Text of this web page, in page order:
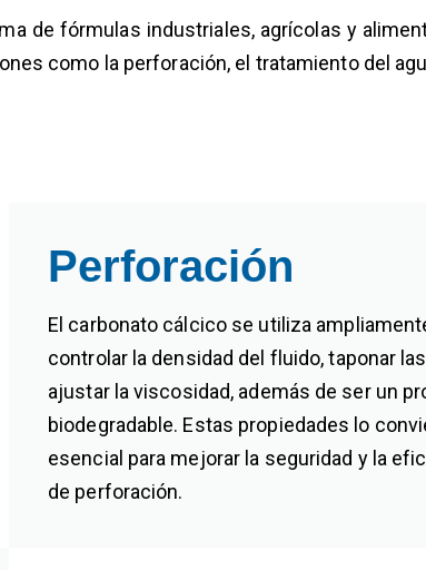
de fórmulas industriales, agrícolas y
como la perforación, el tratamiento del
Perforación
El carbonato cálcico se utiliza
controlar la densidad del fluido, taponar
ajustar la viscosidad, además de ser un
biodegradable. Estas propiedades lo
esencial para mejorar la seguridad y la
de perforación.